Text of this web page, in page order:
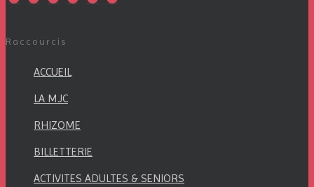
Raccourcis
ACCUEIL
LA MJC
RHIZOME
BILLETTERIE
ACTIVITES ADULTES & SENIORS